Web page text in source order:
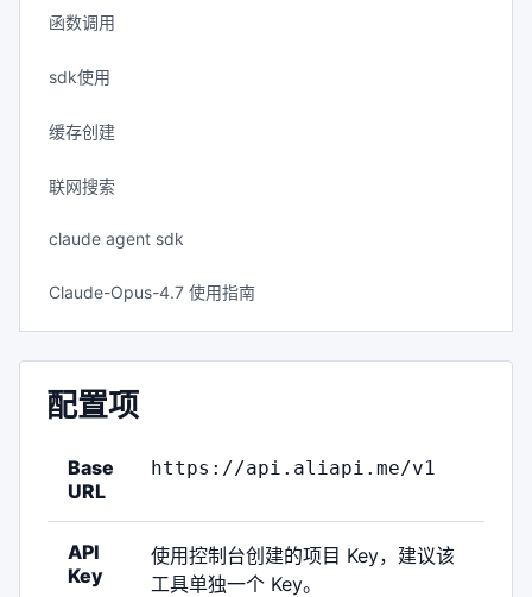
函数调用
sdk使用
缓存创建
联网搜索
claude agent sdk
Claude-Opus-4.7 使用指南
配置项
Base
URL
https://api.aliapi.me/v1
API
Key
使用控制台创建的项目 Key，建议该
工具单独一个 Key。